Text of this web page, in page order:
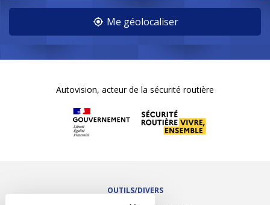
Me géolocaliser
Autovision, acteur de la sécurité routière
OUTILS/DIVERS